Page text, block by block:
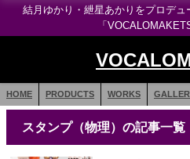
結月ゆかり・紲星あかりをプロデ
「
HOME PRODUCTS WORKS
スタンプ（物理）の記事一覧